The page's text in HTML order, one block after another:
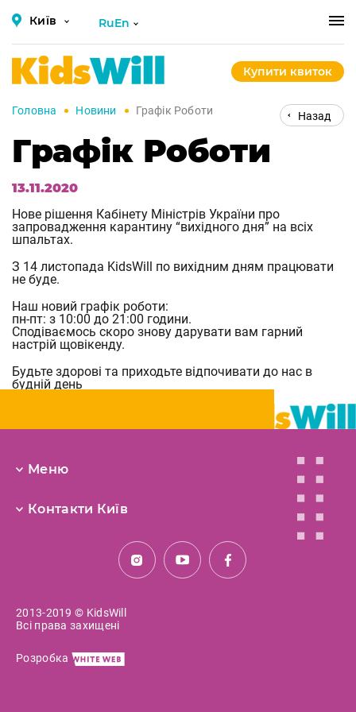
RuEn
Київ
Купити квиток
Головна Новини Графік Роботи Назад
Графік Роботи
13.11.2020
Нове рішення Кабінету Міністрів України про
запровадження карантину “вихідного дня” на всіх
шпальтах.
З 14 листопада KidsWill по вихідним дням працювати
не буде.
Наш новий графік роботи:
пн-пт: з 10:00 до 21:00 години.
Сподіваємось скоро знову дарувати вам гарний
настрій щовікенду.
Будьте здорові та приходьте відпочивати до нас в
будній день
2013-2019 © KidsWill
Всі права захищені
Розробка
Меню
Контакти Київ